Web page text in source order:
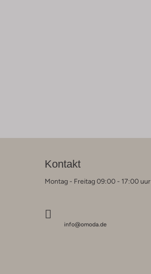
Kontakt
Montag - Freitag 09:00 - 17:00 uur
info@omoda.de